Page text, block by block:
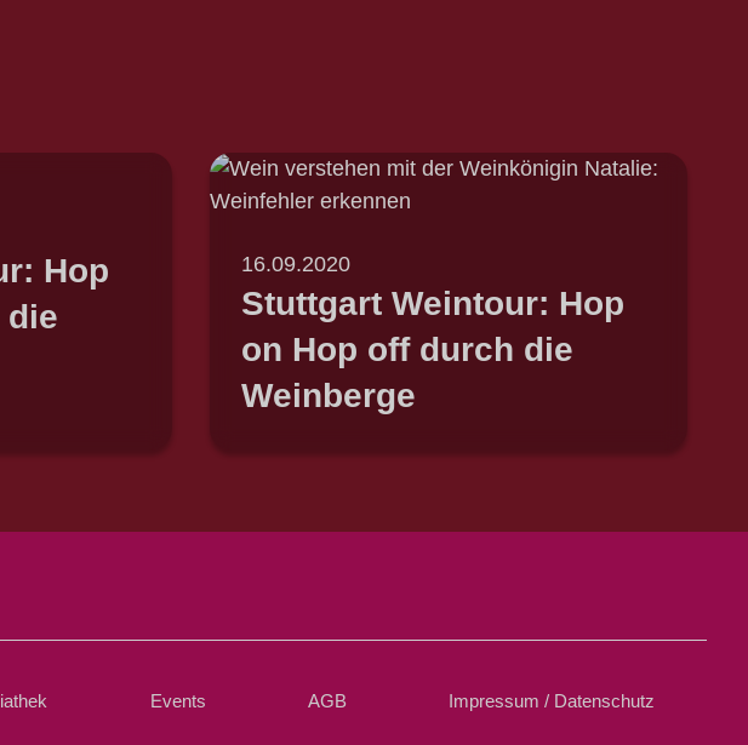
Hop
die
16.09.2020
Stuttgart Weintour: Hop
on Hop off durch die
Weinberge
Events AGB Impressum / Datenschutz